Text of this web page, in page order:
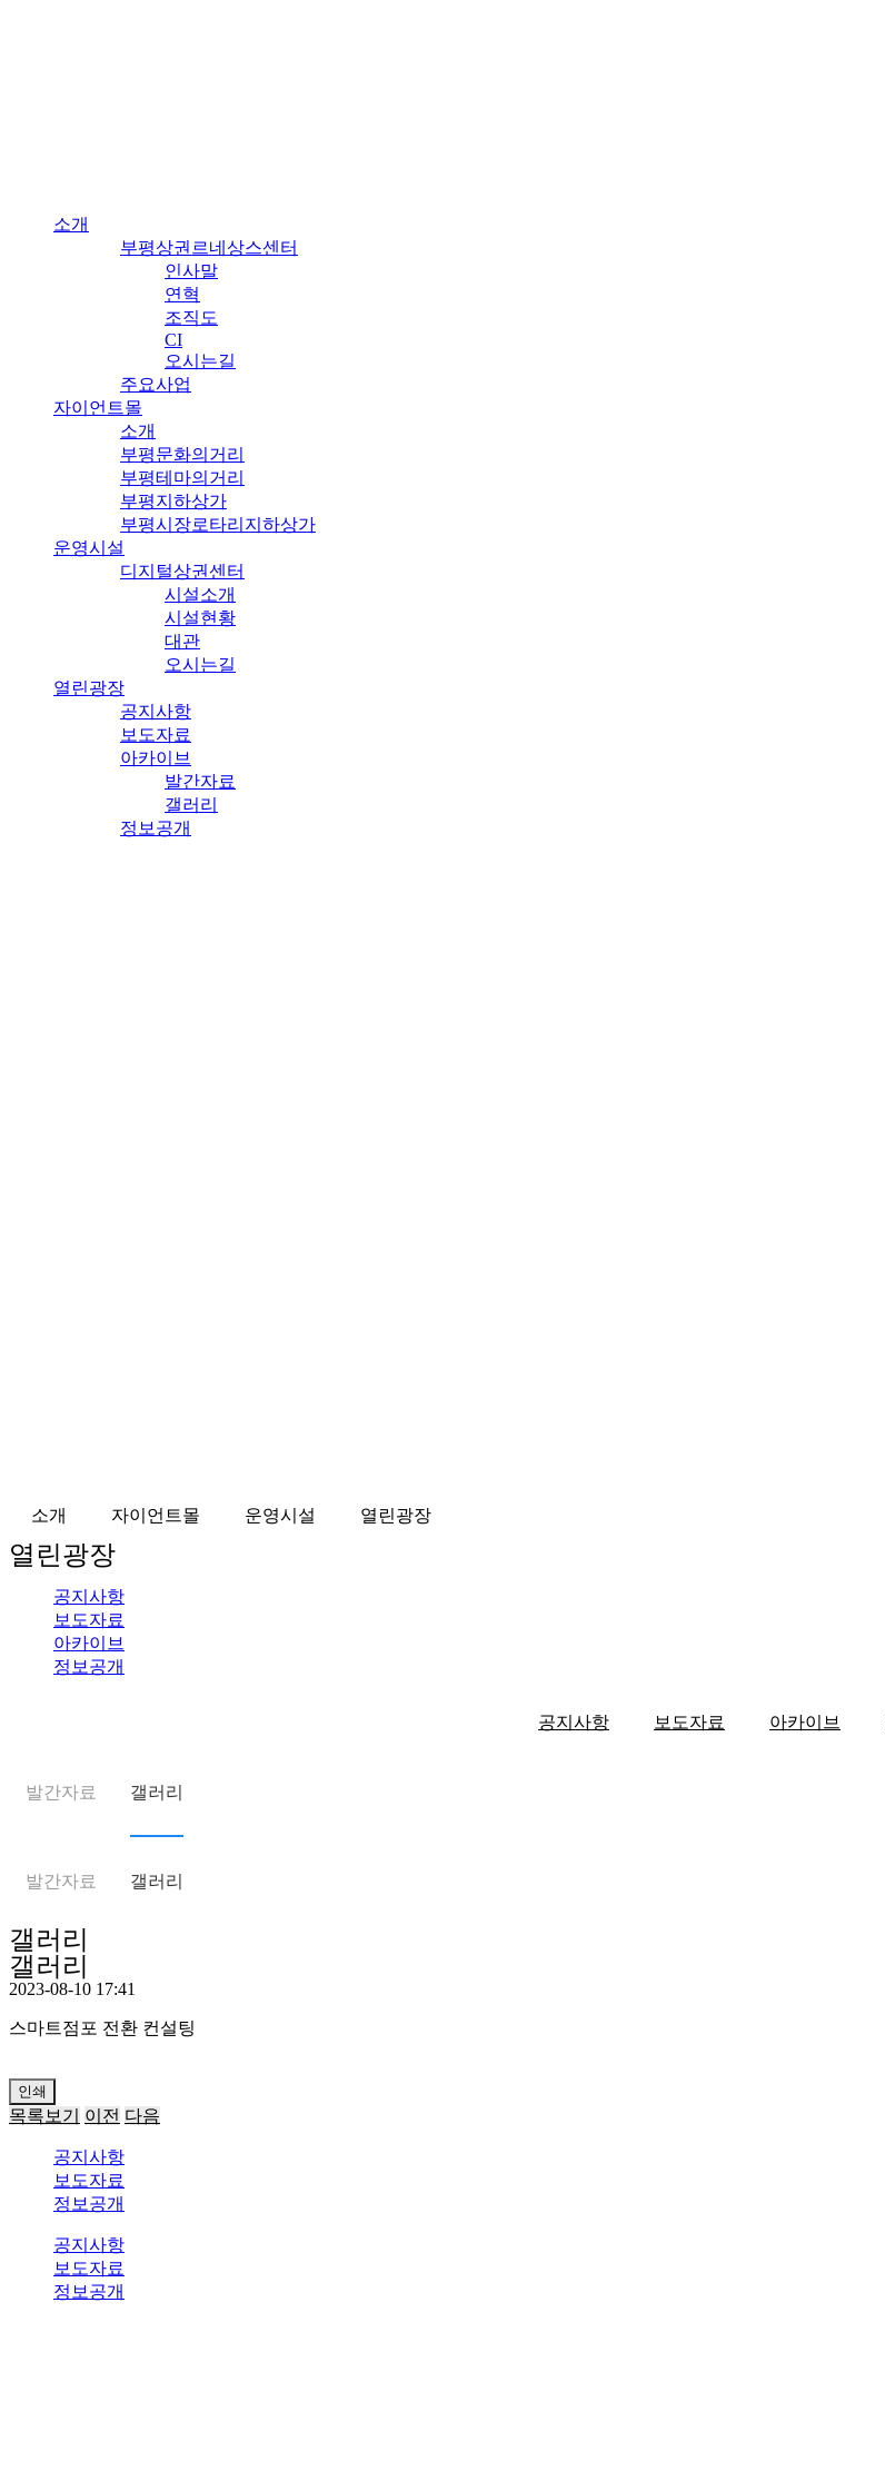
소개
부평상권르네상스센터
인사말
연혁
조직도
CI
오시는길
주요사업
자이언트몰
소개
부평문화의거리
부평테마의거리
부평지하상가
부평시장로타리지하상가
운영시설
디지털상권센터
시설소개
시설현황
대관
오시는길
열린광장
공지사항
보도자료
아카이브
발간자료
갤러리
정보공개
소개 자이언트몰 운영시설 열린광장
열린광장
공지사항
보도자료
아카이브
정보공개
공지사항 보도자료 아카이브
발간자료 갤러리
발간자료 갤러리
갤러리
갤러리
2023-08-10 17:41
스마트점포 전환 컨설팅
인쇄
목록보기 이전 다음
공지사항
보도자료
정보공개
공지사항
보도자료
정보공개